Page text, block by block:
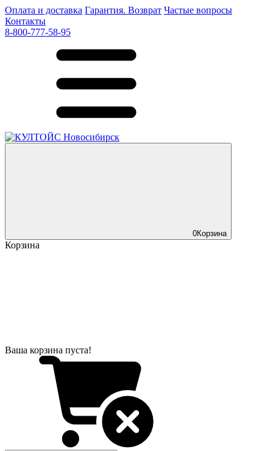
Оплата и доставка Гарантия. Возврат Частые вопросы
Контакты
8-800-777-58-95
0Корзина
Корзина
Ваша корзина пуста!